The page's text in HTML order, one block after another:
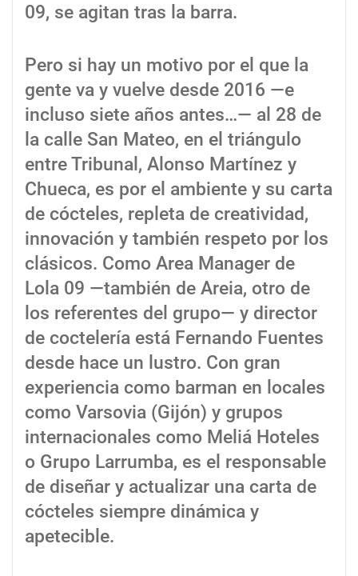
09, se agitan tras la barra.
Pero si hay un motivo por el que la
gente va y vuelve desde 2016 —e
incluso siete años antes…— al 28 de
la calle San Mateo, en el triángulo
entre Tribunal, Alonso Martínez y
Chueca, es por el ambiente y su carta
de cócteles, repleta de creatividad,
innovación y también respeto por los
clásicos. Como Area Manager de
Lola 09 —también de Areia, otro de
los referentes del grupo— y director
de coctelería está Fernando Fuentes
desde hace un lustro. Con gran
experiencia como barman en locales
como Varsovia (Gijón) y grupos
internacionales como Meliá Hoteles
o Grupo Larrumba, es el responsable
de diseñar y actualizar una carta de
cócteles siempre dinámica y
apetecible.